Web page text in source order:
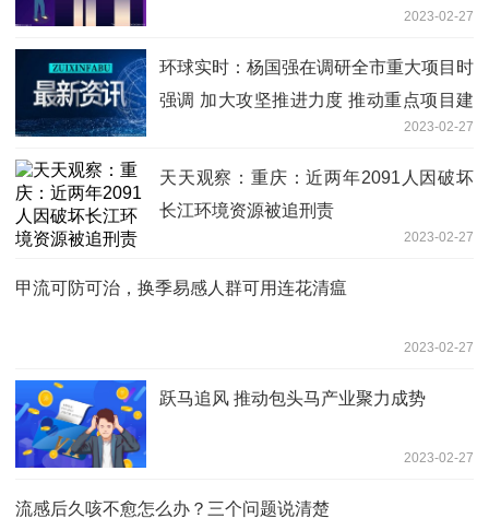
2023-02-27
环球实时：杨国强在调研全市重大项目时
强调 加大攻坚推进力度 推动重点项目建
2023-02-27
天天观察：重庆：近两年2091人因破坏
长江环境资源被追刑责
2023-02-27
甲流可防可治，换季易感人群可用连花清瘟
2023-02-27
跃马追风 推动包头马产业聚力成势
2023-02-27
流感后久咳不愈怎么办？三个问题说清楚